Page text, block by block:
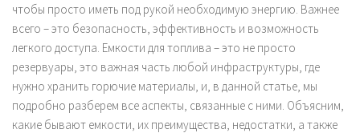
чтобы просто иметь под рукой необходимую энергию. Важнее
всего – это безопасность, эффективность и возможность
легкого доступа. Емкости для топлива – это не просто
резервуары, это важная часть любой инфраструктуры, где
нужно хранить горючие материалы, и, в данной статье, мы
подробно разберем все аспекты, связанные с ними. Объясним,
какие бывают емкости, их преимущества, недостатки, а также